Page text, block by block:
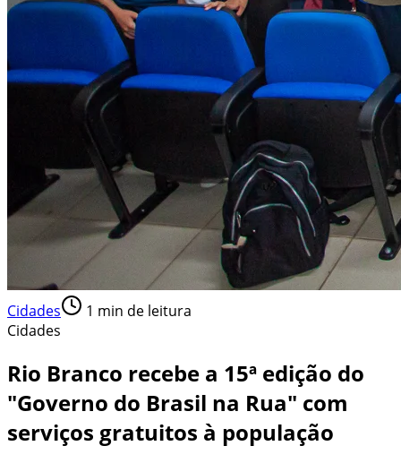
Cidades 1 min de leitura
Cidades
Rio Branco recebe a 15ª edição do
"Governo do Brasil na Rua" com
serviços gratuitos à população